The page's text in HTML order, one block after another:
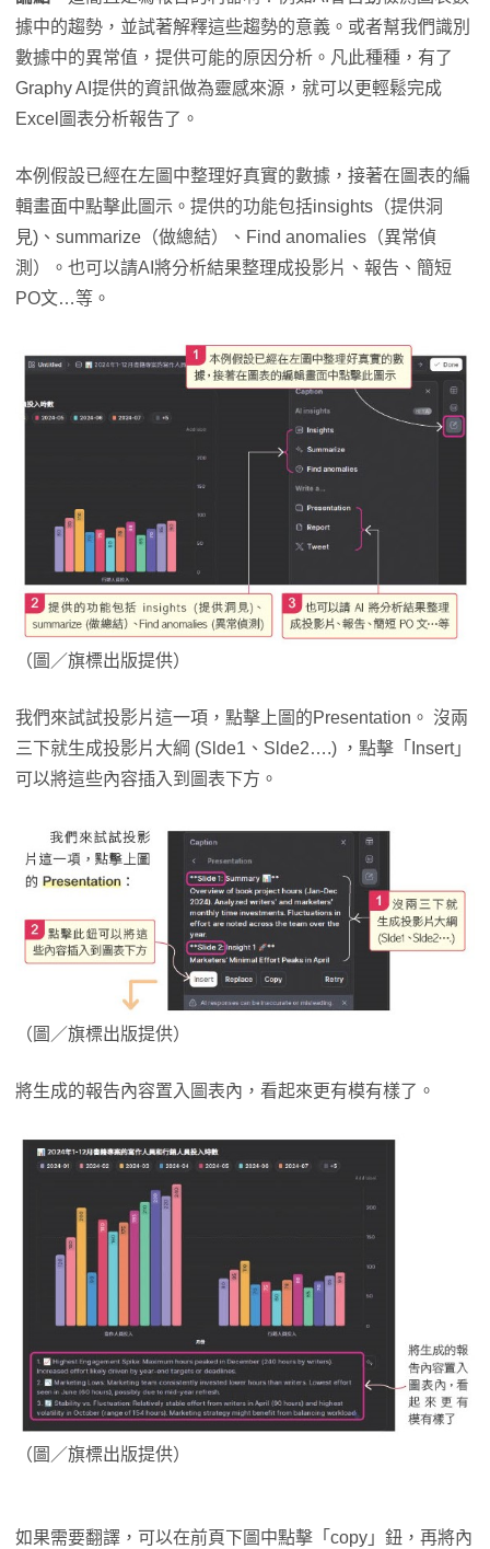
據中的趨勢，並試著解釋這些趨勢的意義。或者幫我們識別
數據中的異常值，提供可能的原因分析。凡此種種，有了
Graphy AI提供的資訊做為靈感來源，就可以更輕鬆完成
Excel圖表分析報告了。
本例假設已經在左圖中整理好真實的數據，接著在圖表的編
輯畫面中點擊此圖示。提供的功能包括insights（提供洞
見)、summarize（做總結）、Find anomalies（異常偵
測）。也可以請AI將分析結果整理成投影片、報告、簡短
PO文…等。
（圖／旗標出版提供）
我們來試試投影片這一項，點擊上圖的Presentation。 沒兩
三下就生成投影片大綱 (Slde1、Slde2….) ，點擊「Insert」
可以將這些內容插入到圖表下方。
（圖／旗標出版提供）
將生成的報告內容置入圖表內，看起來更有模有樣了。
（圖／旗標出版提供）
如果需要翻譯，可以在前頁下圖中點擊「copy」鈕，再將內